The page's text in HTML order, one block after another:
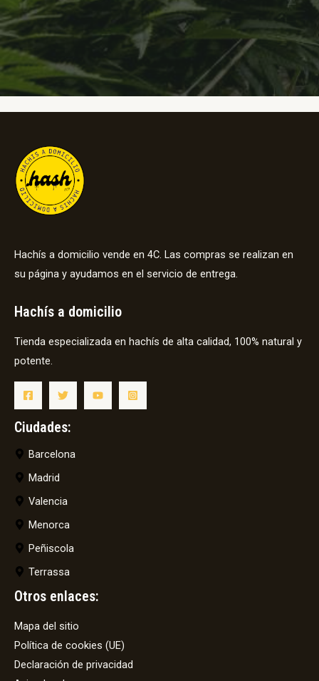
Hachís a domicilio vende en 4C. Las compras se realizan en
su página y ayudamos en el servicio de entrega.
Hachís a domicilio
Tienda especializada en hachís de alta calidad, 100% natural y
potente.
Ciudades:
Barcelona
Madrid
Valencia
Menorca
Peñiscola
Terrassa
Otros enlaces:
Mapa del sitio
Política de cookies (UE)
Declaración de privacidad